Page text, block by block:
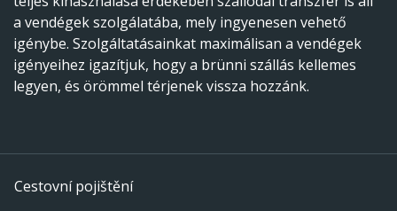
a vendégek szolgálatába, mely ingyenesen vehető
igénybe. Szolgáltatásainkat maximálisan a vendégek
igényeihez igazítjuk, hogy a brünni szállás kellemes
legyen, és örömmel térjenek vissza hozzánk.
Cestovní pojištění